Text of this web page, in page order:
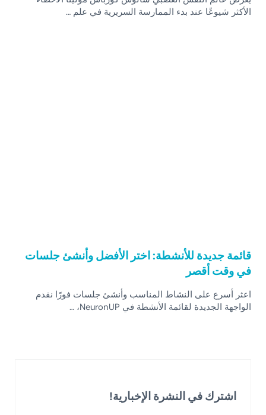
الأكثر شيوعًا عند بدء الممارسة السريرية في علم …
قائمة جديدة للأنشطة: اختر الأفضل وأنشئ جلسات
في وقت أقصر
اعثر أسرع على النشاط المناسب وأنشئ جلسات فورًا نقدم
الواجهة الجديدة لقائمة الأنشطة في NeuronUP، …
اشترك في النشرة الإخبارية!